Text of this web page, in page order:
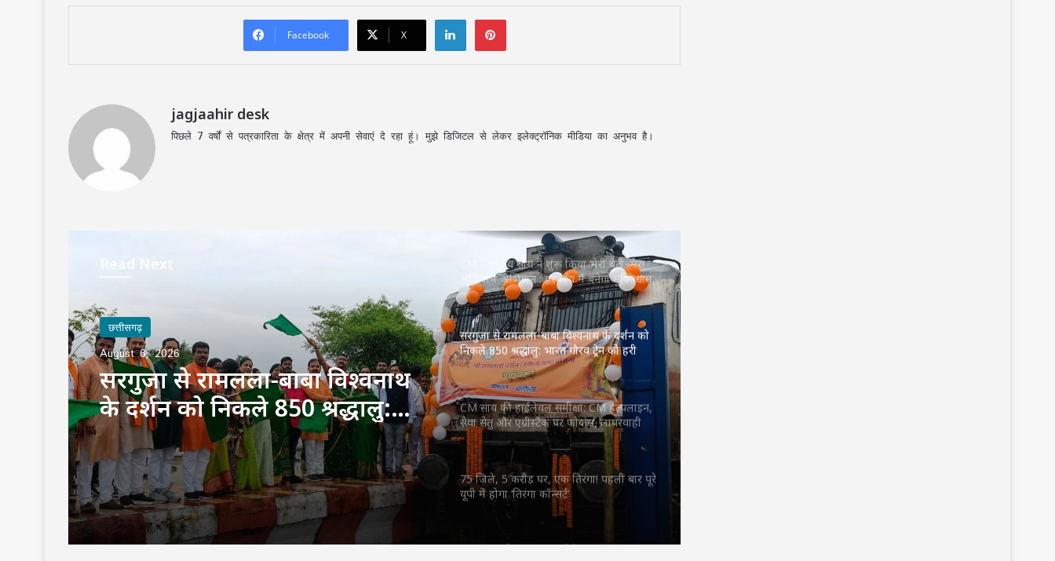
Facebook X
LinkedInPinterest
jagjaahir desk
पिछले 7 वर्षों से पत्रकारिता के क्षेत्र में अपनी सेवाएं दे रहा हूं। मुझे डिजिटल से लेकर इलेक्ट्रॉनिक मीडिया का अनुभव है।
Read Next
छत्तीसगढ़
August 6, 2026
सरगुजा से रामलला-बाबा विश्वनाथ
के दर्शन को निकले 850 श्रद्धालु:
भारत गौरव ट्रेन को हरी झंडी, बुजुर्ग
बोले—‘सपना हुआ साकार’
झंडी, बुजुर्ग बोले—‘सपना हुआ साकार’
CM साय की हाईलेवल समीक्षा: CM हेल्पलाइन,
सेवा सेतु और एग्रीस्टैक पर फोकस, लापरवाही
यूपी में होगा ‘तिरंगा कॉन्सर्ट’
CM विष्णुदेव साय ने शुरू किया ‘मेरी बेटी–मेरा
अभिमान’ अभियान : हर गांव में बनेगा मुक्तिधाम,
स्कूलों में बालिकाओं के लिए शौचालय; 6,855
करोड़ से बदलेगी तस्वीर
सरगुजा से रामलला-बाबा विश्वनाथ के दर्शन को
निकले 850 श्रद्धालु: भारत गौरव ट्रेन को हरी
झंडी, बुजुर्ग बोले—‘सपना हुआ साकार’
CM साय की हाईलेवल समीक्षा: CM हेल्पलाइन,
सेवा सेतु और एग्रीस्टैक पर फोकस, लापरवाही
करने वाले अफसरों को चेतावनी
75 जिले, 5 करोड़ घर, एक तिरंगा! पहली बार पूरे
यूपी में होगा ‘तिरंगा कॉन्सर्ट’
RSS प्रमुख मोहन भागवत बोले- Gen Z सवाल